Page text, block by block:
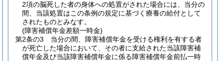
2項の脳死した者の身体への処置がされた場合には、当分の
間、当該処置はこの条例の規定に基づく療養の給付として
されたものとみなす。
(障害補償年金差額一時金)
第2条の3
当分の間、障害補償年金を受ける権利を有する者
が死亡した場合において、その者に支給された当該障害補
償年金及び当該障害補償年金に係る障害補償年金前払一時